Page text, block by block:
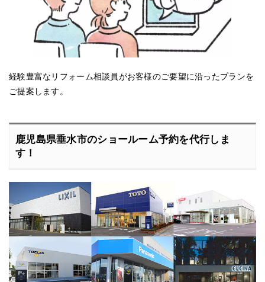
経験豊富なリフォーム相談員がお客様のご要望に沿ったプランを
ご提案します。
鹿児島県垂水市のショールーム予約を代行しま
す！